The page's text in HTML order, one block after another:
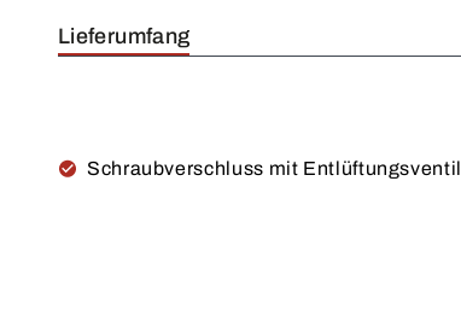
Lieferumfang
Schraubverschluss mit Entlüftungsventil